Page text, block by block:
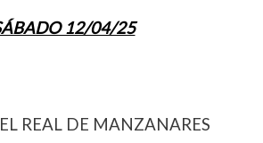
12/04/25
REAL DE MANZANARES